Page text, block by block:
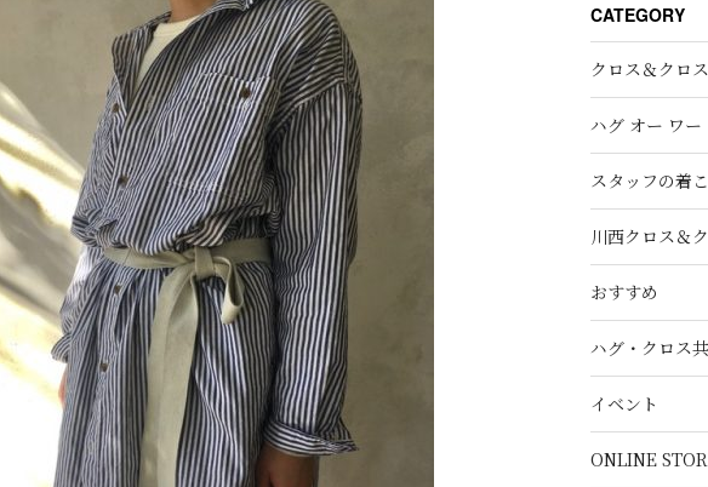
CATEGORY
クロス＆クロス
ハグ オー ワー
スタッフの着
川西クロス＆
おすすめ
ハグ・クロス
イベント
ONLINE